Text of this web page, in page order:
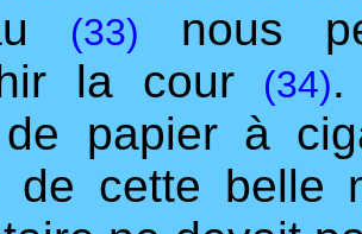
(33)
nous
la cour
(34).
papier à
de cette belle